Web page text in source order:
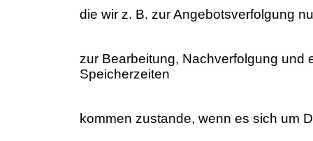
die wir z. B. zur Angebotsverfolgung
zur Bearbeitung, Nachverfolgung und
Speicherzeiten
kommen zustande, wenn es sich um